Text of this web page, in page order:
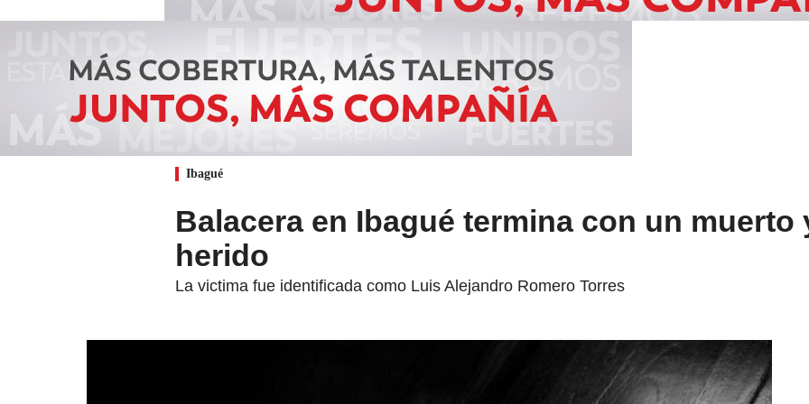
Ibagué
Balacera en Ibagué termina con un muerto
herido
La victima fue identificada como Luis Alejandro Romero Torres